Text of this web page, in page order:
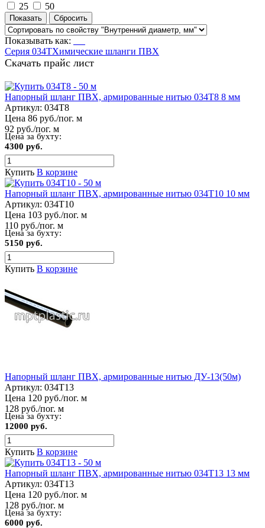
25
50
Показывать как:
Серия 034ТХимические шланги ПВХ
Скачать прайс лист
Напорный шланг ПВХ, армированные нитью 034Т8 8 мм
Артикул: 034Т8
Цена 86 руб./пог. м
92 руб./пог. м
Цена за бухту:
4300 руб.
Купить В корзине
Напорный шланг ПВХ, армированные нитью 034Т10 10 мм
Артикул: 034Т10
Цена 103 руб./пог. м
110 руб./пог. м
Цена за бухту:
5150 руб.
Купить В корзине
Напорный шланг ПВХ, армированные нитью ДУ-13(50м)
Артикул: 034Т13
Цена 120 руб./пог. м
128 руб./пог. м
Цена за бухту:
12000 руб.
Купить В корзине
Напорный шланг ПВХ, армированные нитью 034Т13 13 мм
Артикул: 034Т13
Цена 120 руб./пог. м
128 руб./пог. м
Цена за бухту:
6000 руб.